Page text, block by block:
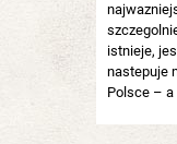
istnieje,
nastepuje
Polsce – a